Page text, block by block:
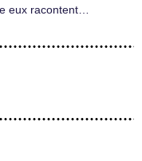
eux racontent…